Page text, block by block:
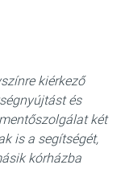
kiérkező
és
két
is a segítségét,
kórházba